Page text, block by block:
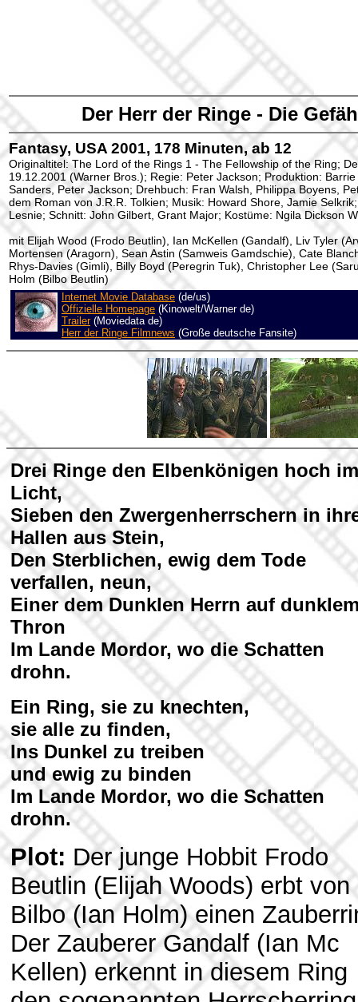
Der Herr der Ringe - Die
Fantasy, USA 2001, 178 Minuten, ab 12
Originaltitel: The Lord of the Rings 1 - The Fellowship of the Ring;
19.12.2001 (Warner Bros.); Regie: Peter Jackson; Produktion:
Sanders, Peter Jackson; Drehbuch: Fran Walsh, Philippa Boyens,
dem Roman von J.R.R. Tolkien; Musik: Howard Shore, Jamie
Lesnie; Schnitt: John Gilbert, Grant Major; Kostüme: Ngila Dickson
mit Elijah Wood (Frodo Beutlin), Ian McKellen (Gandalf), Liv Tyler
Mortensen (Aragorn), Sean Astin (Samweis Gamdschie), Cate
Rhys-Davies (Gimli), Billy Boyd (Peregrin Tuk), Christopher Lee
Holm (Bilbo Beutlin)
Internet Movie Database (de/us)
Offizielle Homepage (Kinowelt/Warner de)
Trailer(Moviedata de)
Herr der Ringe Filmnews (Große deutsche Fansite)
Drei Ringe den Elbenkönigen hoch im
Licht,
Sieben den Zwergenherrschern in
Hallen aus Stein,
Den Sterblichen, ewig dem Tode
verfallen, neun,
Einer dem Dunklen Herrn auf
Thron
Im Lande Mordor, wo die Schatten
drohn.
Ein Ring, sie zu knechten,
sie alle zu finden,
Ins Dunkel zu treiben
und ewig zu binden
Im Lande Mordor, wo die Schatten
drohn.
Plot: Der junge Hobbit Frodo
Beutlin (Elijah Woods) erbt von
Bilbo (Ian Holm) einen
Der Zauberer Gandalf (Ian Mc
Kellen) erkennt in diesem Ring